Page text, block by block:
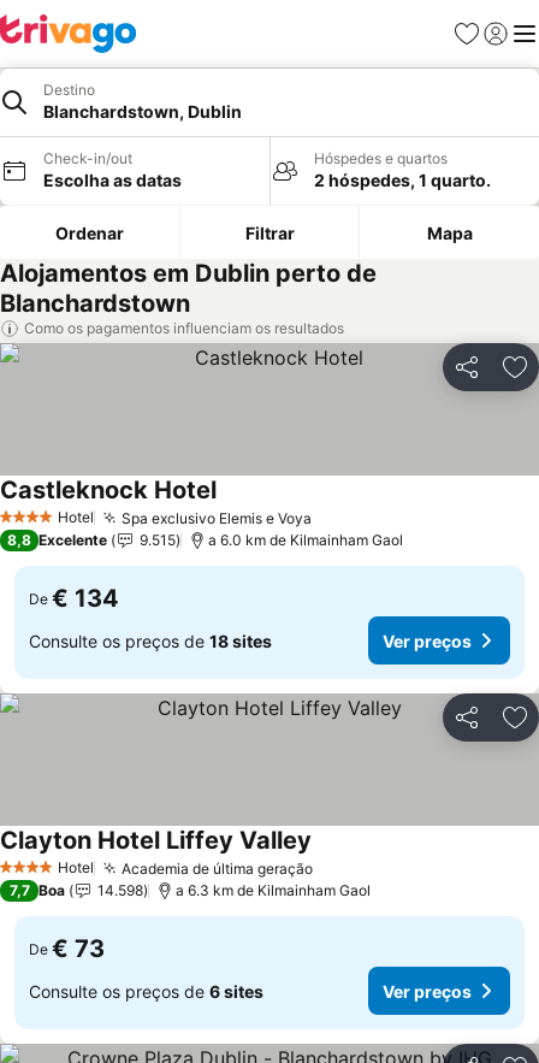
Favoritos
Iniciar
Destino
Blanchardstown, Dublin
Check-in/out
Escolha as datas
Hóspedes e quartos
2 hóspedes, 1 quarto.
Ordenar Filtrar Mapa
Alojamentos em Dublin perto de
Blanchardstown
Como os pagamentos influenciam os resultados
Partilhar
4 EstrelasHotel Spa exclusivo Elemis e Voya
Castleknock HotelVer preços
8,8 Excelente 9.515 a 6.0 km de Kilmainham Gaol
De € 134
Consulte os preços de 18 sites Ver preços
Partilhar
4 EstrelasHotel Academia de última geraçãoVer preços
Clayton Hotel Liffey Valley
7,7 Boa 14.598 a 6.3 km de Kilmainham Gaol
De € 73
Consulte os preços de 6 sites Ver preços